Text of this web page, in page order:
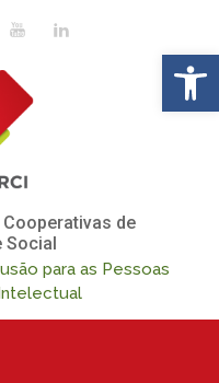
de
Social
para as Pessoas